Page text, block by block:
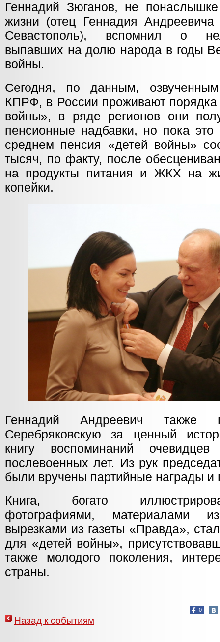
Геннадий Зюганов, не
жизни (отец Геннадия
Севастополь), вспомнил о
выпавших на долю народа в годы
войны.
Сегодня, по данным,
КПРФ, в России проживают
войны», в ряде регионов они
пенсионные надбавки, но пока
среднем пенсия «детей войны»
тысяч, по факту, после
на продукты питания и ЖКХ на
копейки.
Геннадий Андреевич также
Серебряковскую за ценный
книгу воспоминаний
послевоенных лет. Из рук
были вручены партийные награды и
Книга, богато
фотографиями, материалами
вырезками из газеты «Правда»,
для «детей войны»,
также молодого поколения,
страны.
0
Назад к событиям